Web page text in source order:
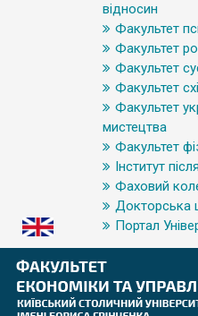
відносин
Факультет
Факультет
Факультет
Факультет
Факультет
мистецтва
Факультет
Інститут
Фаховий
Докторська
Портал